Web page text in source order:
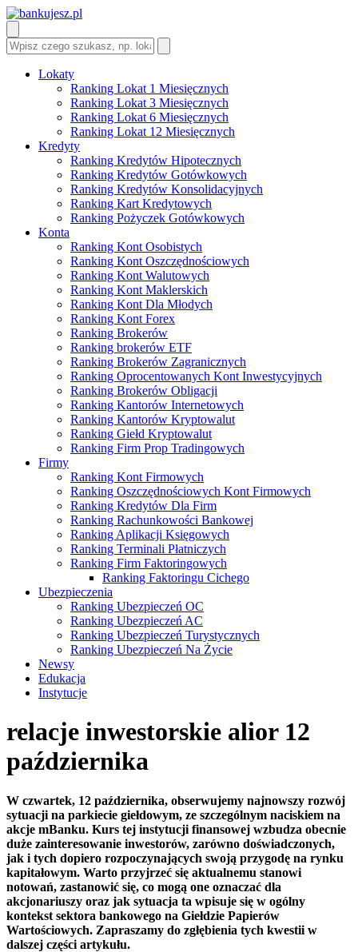
Lokaty
Ranking Lokat 1 Miesięcznych
Ranking Lokat 3 Miesięcznych
Ranking Lokat 6 Miesięcznych
Ranking Lokat 12 Miesięcznych
Kredyty
Ranking Kredytów Hipotecznych
Ranking Kredytów Gotówkowych
Ranking Kredytów Konsolidacyjnych
Ranking Kart Kredytowych
Ranking Pożyczek Gotówkowych
Konta
Ranking Kont Osobistych
Ranking Kont Oszczędnościowych
Ranking Kont Walutowych
Ranking Kont Maklerskich
Ranking Kont Dla Młodych
Ranking Kont Forex
Ranking Brokerów
Ranking brokerów ETF
Ranking Brokerów Zagranicznych
Ranking Oprocentowanych Kont Inwestycyjnych
Ranking Brokerów Obligacji
Ranking Kantorów Internetowych
Ranking Kantorów Kryptowalut
Ranking Giełd Kryptowalut
Ranking Firm Prop Tradingowych
Firmy
Ranking Kont Firmowych
Ranking Oszczędnościowych Kont Firmowych
Ranking Kredytów Dla Firm
Ranking Rachunkowości Bankowej
Ranking Aplikacji Księgowych
Ranking Terminali Płatniczych
Ranking Firm Faktoringowych
Ranking Faktoringu Cichego
Ubezpieczenia
Ranking Ubezpieczeń OC
Ranking Ubezpieczeń AC
Ranking Ubezpieczeń Turystycznych
Ranking Ubezpieczeń Na Życie
Newsy
Edukacja
Instytucje
relacje inwestorskie alior 12
października
W czwartek, 12 października, obserwujemy najnowszy rozwój
sytuacji na parkiecie giełdowym, ze szczególnym naciskiem na
akcje mBanku. Kurs tej instytucji finansowej wzbudza obecnie
duże zainteresowanie inwestorów, zarówno doświadczonych,
jak i tych dopiero rozpoczynających swoją przygodę na rynku
kapitałowym. Warto przyjrzeć się aktualnemu stanowi
notowań, zastanowić się, co mogą one oznaczać dla
akcjonariuszy oraz jak sytuacja ta wpisuje się w ogólny
kontekst sektora bankowego na Giełdzie Papierów
Wartościowych. Zapraszamy do zgłębienia tych kwestii w
dalszej części artykułu.